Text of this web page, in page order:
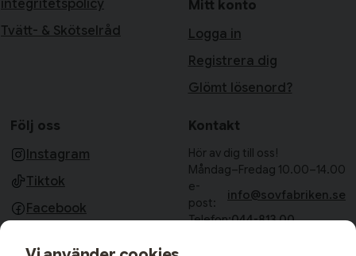
integritetspolicy
Tvätt- & Skötselråd
Mitt konto
Logga in
Registrera dig
Glömt lösenord?
Följ oss
Instagram
Tiktok
Facebook
Kontakt
Hör av dig till oss!
Måndag–Fredag 10.00–14.00
e-
post:
info@sovfabriken.se
Telefon:044-813 00